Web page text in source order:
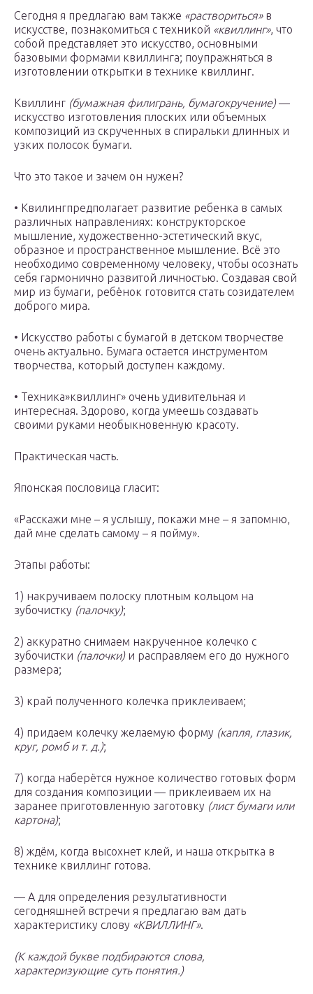
Сегодня я предлагаю вам также «раствориться»в
искусстве, познакомиться с техникой «квиллинг», что
собой представляет это искусство, основными
базовыми формами квиллинга; поупражняться в
изготовлении открытки в технике квиллинг.
Квиллинг (бумажная филигрань, бумагокручение)—
искусство изготовления плоских или объемных
композиций из скрученных в спиральки длинных и
узких полосок бумаги.
Что это такое и зачем он нужен?
• Квилингпредполагает развитие ребенка в самых
различных направлениях: конструкторское
мышление, художественно-эстетический вкус,
образное и пространственное мышление. Всё это
необходимо современному человеку, чтобы осознать
себя гармонично развитой личностью. Создавая свой
мир из бумаги, ребёнок готовится стать созидателем
доброго мира.
• Искусство работы с бумагой в детском творчестве
очень актуально. Бумага остается инструментом
творчества, который доступен каждому.
• Техника»квиллинг» очень удивительная и
интересная. Здорово, когда умеешь создавать
своими руками необыкновенную красоту.
Практическая часть.
Японская пословица гласит:
«Расскажи мне – я услышу, покажи мне – я запомню,
дай мне сделать самому – я пойму».
Этапы работы:
1) накручиваем полоску плотным кольцом на
зубочистку (палочку);
2) аккуратно снимаем накрученное колечко с
зубочистки (палочки)и расправляем его до нужного
размера;
3) край полученного колечка приклеиваем;
4) придаем колечку желаемую форму (капля, глазик,
круг, ромб и т. д.);
7) когда наберётся нужное количество готовых форм
для создания композиции — приклеиваем их на
заранее приготовленную заготовку (лист бумаги или
картона);
8) ждём, когда высохнет клей, и наша открытка в
технике квиллинг готова.
— А для определения результативности
сегодняшней встречи я предлагаю вам дать
характеристику слову «КВИЛЛИНГ».
(К каждой букве подбираются слова,
характеризующие суть понятия.)